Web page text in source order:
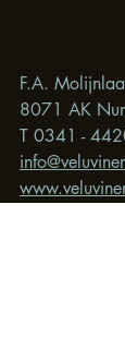
F.A.
8071 AK
T 0341 -